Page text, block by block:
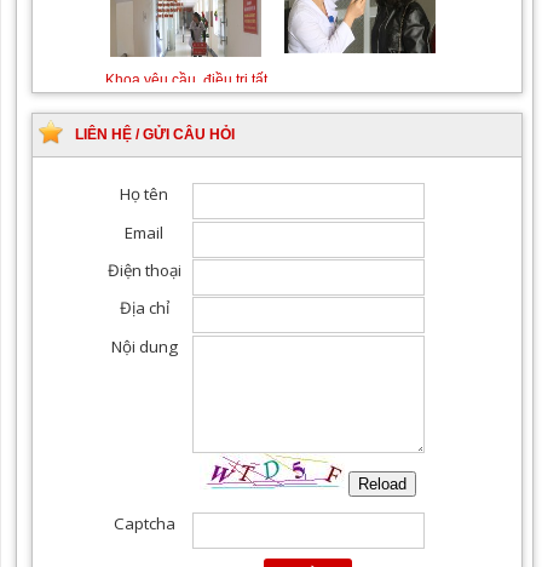
Phòng khám chuyên
khoa Nhi
Đơn nguyên Sản theo
yêu cầu
cả các chuyên khoa
Khám Ngoại khoa
Đội ngũ hướng dẫn
LIÊN HỆ / GỬI CÂU HỎI